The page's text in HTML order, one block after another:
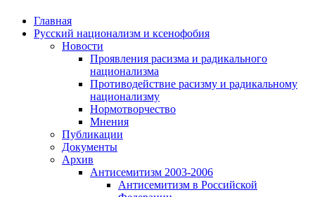
Главная
Русский национализм и ксенофобия
Новости
Проявления расизма и радикального
национализма
Противодействие расизму и радикальному
национализму
Нормотворчество
Мнения
Публикации
Документы
Архив
Антисемитизм 2003-2006
Антисемитизм в Российской